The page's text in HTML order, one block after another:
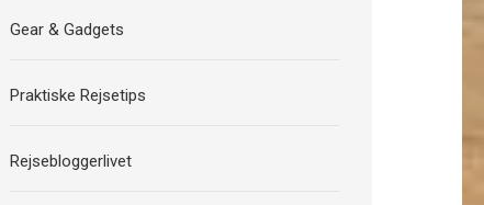
Gear & Gadgets
Praktiske Rejsetips
Rejsebloggerlivet